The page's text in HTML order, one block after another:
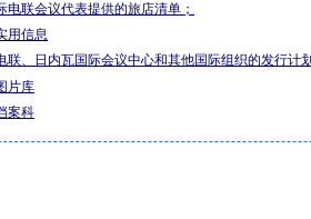
电联会议代表提供的旅店清单；
用信息
联、日内瓦国际会议中心和其他国际组织的发行计
片库
案科